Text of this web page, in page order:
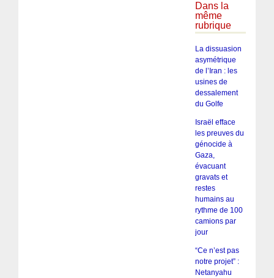
Dans la
même
rubrique
La dissuasion
asymétrique
de l’Iran : les
usines de
dessalement
du Golfe
Israël efface
les preuves du
génocide à
Gaza,
évacuant
gravats et
restes
humains au
rythme de 100
camions par
jour
“Ce n’est pas
notre projet” :
Netanyahu